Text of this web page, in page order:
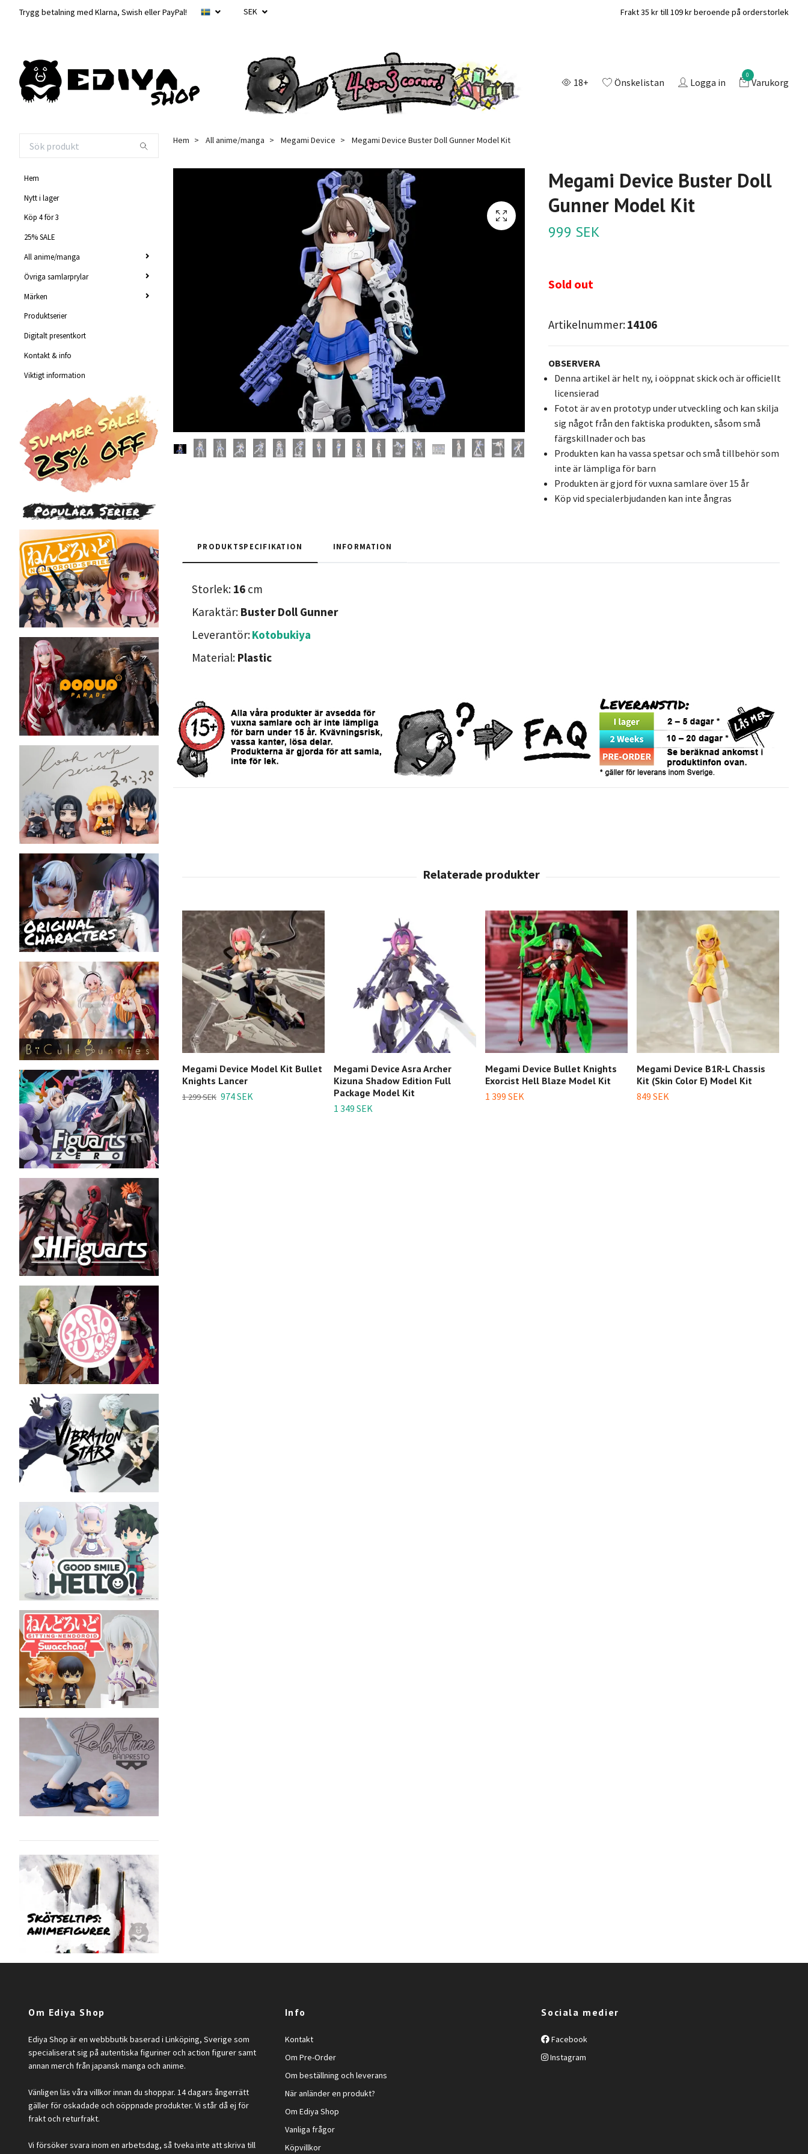
Trygg betalning med Klarna, Swish eller PayPal! SEK Frakt 35 kr till 109 kr beroende på orderstorlek
18+ Önskelistan Logga in
0
Varukorg
Hem
Nytt i lager
Köp 4 för 3
25% SALE
All anime/manga
Övriga samlarprylar
Märken
Produktserier
Digitalt presentkort
Kontakt & info
Viktigt information
Hem All anime/manga Megami Device Megami Device Buster Doll Gunner Model Kit
Megami Device Buster Doll
Gunner Model Kit
999 SEK
Sold out
Artikelnummer:14106
OBSERVERA
Denna artikel är helt ny, i oöppnat skick och är officiellt
licensierad
Fotot är av en prototyp under utveckling och kan skilja
sig något från den faktiska produkten, såsom små
färgskillnader och bas
Produkten kan ha vassa spetsar och små tillbehör som
inte är lämpliga för barn
Produkten är gjord för vuxna samlare över 15 år
Köp vid specialerbjudanden kan inte ångras
PRODUKTSPECIFIKATION INFORMATION
Storlek: 16 cm
Karaktär: Buster Doll Gunner
Leverantör:Kotobukiya
Material: Plastic
Megami Device Model Kit Bullet
Knights Lancer
1 299 SEK 974 SEK
Megami Device Asra Archer
Kizuna Shadow Edition Full
Package Model Kit
1 349 SEK
Megami Device Bullet Knights
Exorcist Hell Blaze Model Kit
1 399 SEK
Megami Device B1R-L Chassis
Kit (Skin Color E) Model Kit
849 SEK
Om Ediya Shop
Ediya Shop är en webbbutik baserad i Linköping, Sverige som
specialiserat sig på autentiska figuriner och action figurer samt
annan merch från japansk manga och anime.
Vänligen läs våra villkor innan du shoppar. 14 dagars ångerrätt
gäller för oskadade och oöppnade produkter. Vi står då ej för
frakt och returfrakt.
Vi försöker svara inom en arbetsdag, så tveka inte att skriva till
Info
Kontakt
Om Pre-Order
Om beställning och leverans
När anländer en produkt?
Om Ediya Shop
Vanliga frågor
Köpvillkor
Sociala medier
Facebook
Instagram